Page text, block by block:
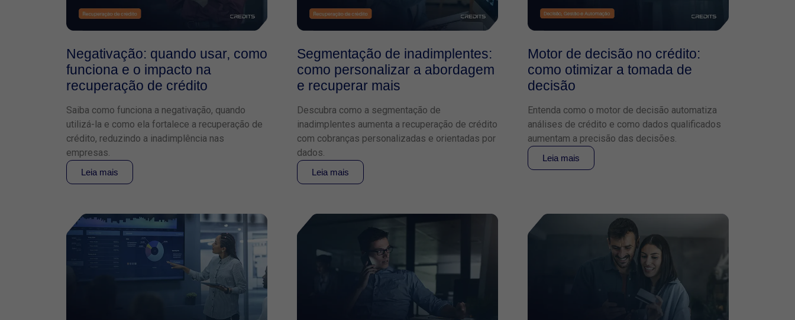
Negativação: quando usar, como
funciona e o impacto na
recuperação de crédito
Saiba como funciona a negativação, quando
utilizá-la e como ela fortalece a recuperação de
crédito, reduzindo a inadimplência nas
empresas.
Leia mais
Segmentação de inadimplentes:
como personalizar a abordagem
e recuperar mais
Descubra como a segmentação de
inadimplentes aumenta a recuperação de crédito
com cobranças personalizadas e orientadas por
dados.
Leia mais
Motor de decisão no crédito:
como otimizar a tomada de
decisão
Entenda como o motor de decisão automatiza
análises de crédito e como dados qualificados
aumentam a precisão das decisões.
Leia mais